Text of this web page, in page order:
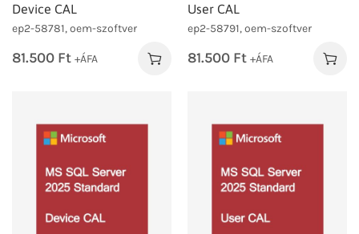
Device CAL
ep2-58781, oem-szoftver
81.500 Ft +ÁFA
User CAL
ep2-58791, oem-szoftver
81.500 Ft +ÁFA